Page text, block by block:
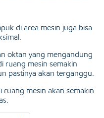
di area mesin juga bisa
oktan yang mengandung
ruang mesin semakin
pastinya akan terganggu.
mesin akan semakin